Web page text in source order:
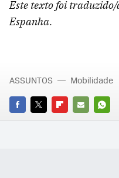
Este texto foi
Espanha.
FACEBOOK
TWITTERFLIPBOARD
E-
ASSUNTOS Mobilidade